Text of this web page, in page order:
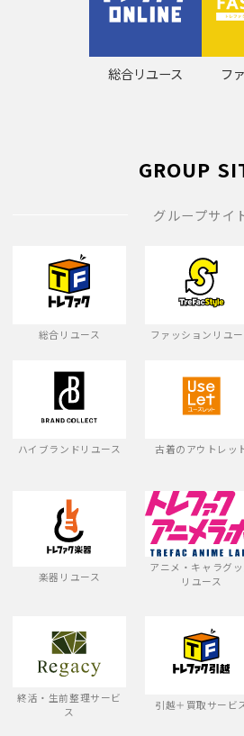
総合リユース フ
GROUP
グループサイ
総合リユース ファッションリユ
ハイブランドリユース 古着のアウトレッ
楽器リユース
アニメ・キャラグッ
リユース
終活・生前整理サービ
ス
引越＋買取サービ